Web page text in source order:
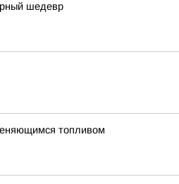
шедевр
топливом